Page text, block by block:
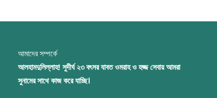
আমাদের সম্পর্কে
আলহামদুলিল্লাহ! সুদীর্ঘ ২৩ বৎসর যাবত ওমরাহ ও হজ্জ সেবায় আমরা
সুনামের সাথে কাজ করে যাচ্ছি।